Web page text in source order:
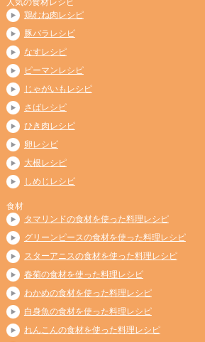
人気の食材レシピ
鶏むね肉レシピ
豚バラレシピ
なすレシピ
ピーマンレシピ
じゃがいもレシピ
さばレシピ
ひき肉レシピ
卵レシピ
大根レシピ
しめじレシピ
食材
タマリンドの食材を使った料理レシピ
グリーンピースの食材を使った料理レシピ
スターアニスの食材を使った料理レシピ
春菊の食材を使った料理レシピ
わかめの食材を使った料理レシピ
白身魚の食材を使った料理レシピ
れんこんの食材を使った料理レシピ